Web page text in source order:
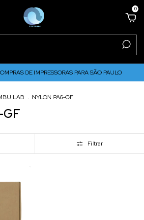
0
DE IMPRESSORAS PARA SÃO PAULO
LAB . NYLON PA6-GF
GF
Filtrar